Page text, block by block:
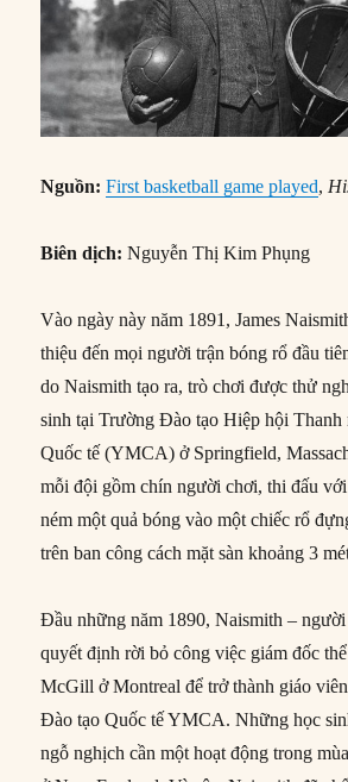
Nguồn:First basketball game played,
Biên dịch: Nguyễn Thị Kim Phụng
Vào ngày này năm 1891, James
thiệu đến mọi người trận bóng rổ đầu
do Naismith tạo ra, trò chơi được thử
sinh tại Trường Đào tạo Hiệp hội Thanh
Quốc tế (YMCA) ở Springfield,
mỗi đội gồm chín người chơi, thi đấu
ném một quả bóng vào một chiếc rổ
trên ban công cách mặt sàn khoảng 3
Đầu những năm 1890, Naismith – người
quyết định rời bỏ công việc giám đốc
McGill ở Montreal để trở thành giáo
Đào tạo Quốc tế YMCA. Những học
ngỗ nghịch cần một hoạt động trong